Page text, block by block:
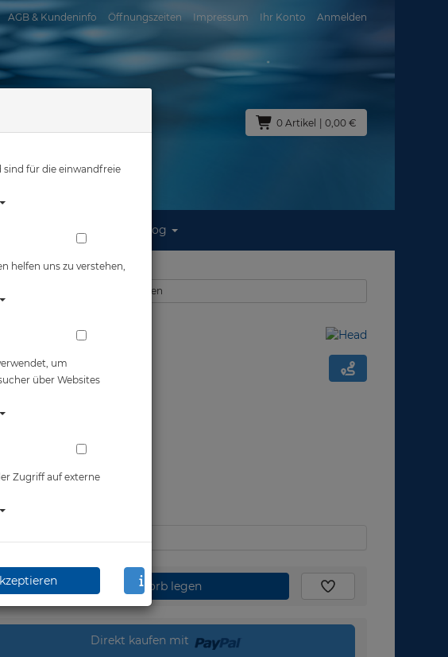
AGB & Kundeninfo Öffnungszeiten Impressum Ihr Konto Anmelden
0 Artikel | 0,00 €
Reisen Blog
smoke - Abverkauf
zeigen aus: Schwimmbrillen
- Abverkauf
in den Warenkorb legen
Direkt kaufen mit
sind für die einwandfreie
helfen uns zu verstehen,
um
über Websites
Zugriff auf externe